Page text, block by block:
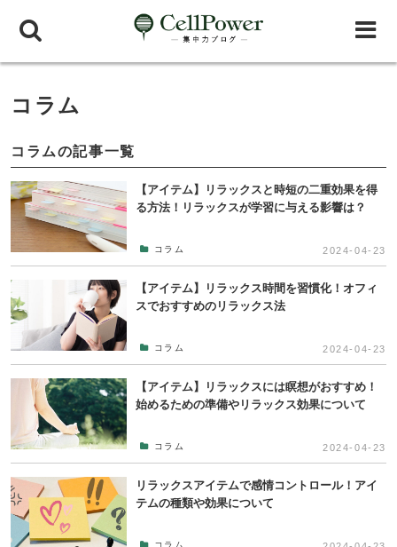
コラム
コラムの記事一覧
【アイテム】リラックスと時短の二重効果を得
る方法！リラックスが学習に与える影響は？
コラム 2024-04-23
【アイテム】リラックス時間を習慣化！オフィ
スでおすすめのリラックス法
コラム 2024-04-23
【アイテム】リラックスには瞑想がおすすめ！
始めるための準備やリラックス効果について
コラム 2024-04-23
リラックスアイテムで感情コントロール！アイ
テムの種類や効果について